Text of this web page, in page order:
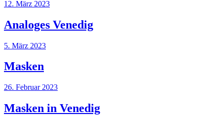
12. März 2023
Analoges Venedig
5. März 2023
Masken
26. Februar 2023
Masken in Venedig